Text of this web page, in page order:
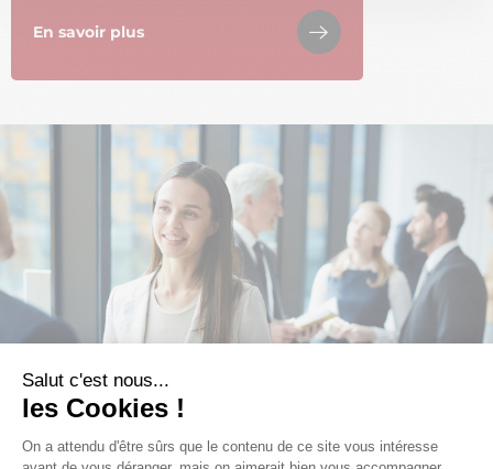
En savoir plus